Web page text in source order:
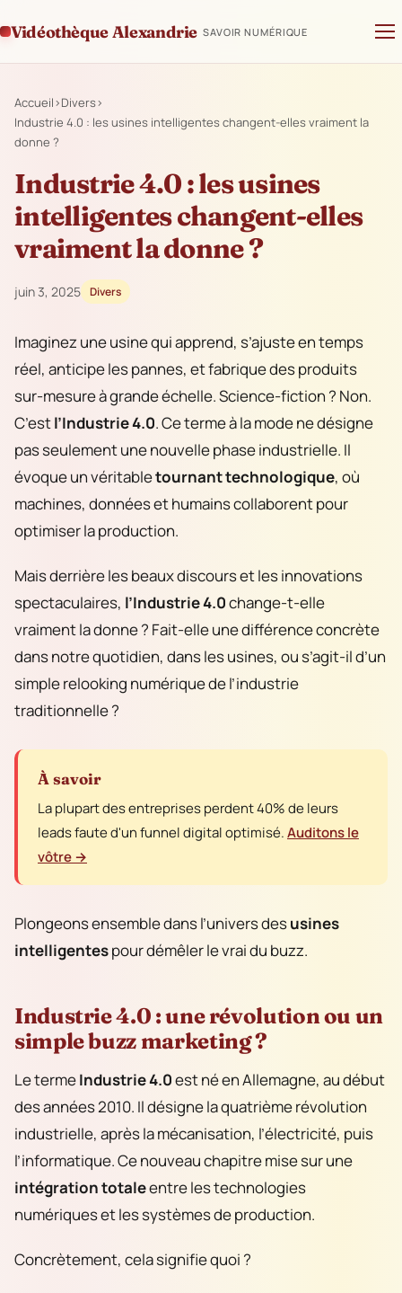
Vidéothèque Alexandrie SAVOIR NUMÉRIQUE
Accueil›Divers›
Industrie 4.0 : les usines intelligentes changent-elles vraiment la
donne ?
Industrie 4.0 : les usines
intelligentes changent-elles
vraiment la donne ?
juin 3, 2025 Divers
Imaginez une usine qui apprend, s’ajuste en temps
réel, anticipe les pannes, et fabrique des produits
sur-mesure à grande échelle. Science-fiction ? Non.
C’estl’Industrie 4.0. Ce terme à la mode ne désigne
pas seulement une nouvelle phase industrielle. Il
évoque un véritabletournant technologique, où
machines, données et humains collaborent pour
optimiser la production.
Mais derrière les beaux discours et les innovations
spectaculaires, l’Industrie 4.0change-t-elle
vraiment la donne ? Fait-elle une différence concrète
dans notre quotidien, dans les usines, ou s’agit-il d’un
simple relooking numérique de l’industrie
traditionnelle ?
À savoir
La plupart des entreprises perdent 40% de leurs
leads faute d'un funnel digital optimisé.Auditons le
vôtre →
Plongeons ensemble dans l’univers desusines
intelligentespour démêler le vrai du buzz.
Industrie 4.0 : une révolution ou un
simple buzz marketing ?
Le termeIndustrie 4.0est né en Allemagne, au début
des années 2010. Il désigne la quatrième révolution
industrielle, après la mécanisation, l’électricité, puis
l’informatique. Ce nouveau chapitre mise sur une
intégration totaleentre les technologies
numériques et les systèmes de production.
Concrètement, cela signifie quoi ?